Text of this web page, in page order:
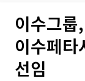
이수그
이수페
선임